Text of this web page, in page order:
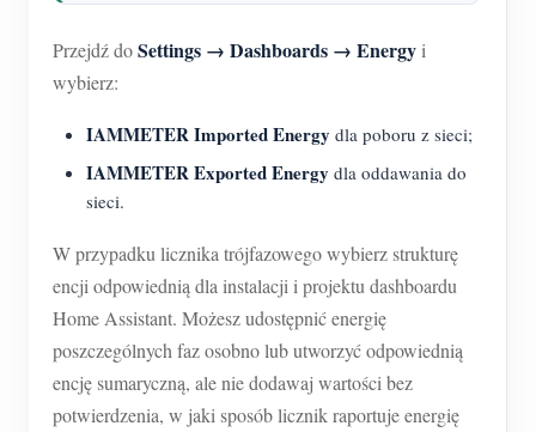
Przejdź doSettings → Dashboards → Energy i
wybierz:
IAMMETER Imported Energy dla poboru z sieci;
IAMMETER Exported Energy dla oddawania do
sieci.
W przypadku licznika trójfazowego wybierz strukturę
encji odpowiednią dla instalacji i projektu dashboardu
Home Assistant. Możesz udostępnić energię
poszczególnych faz osobno lub utworzyć odpowiednią
encję sumaryczną, ale nie dodawaj wartości bez
potwierdzenia, w jaki sposób licznik raportuje energię